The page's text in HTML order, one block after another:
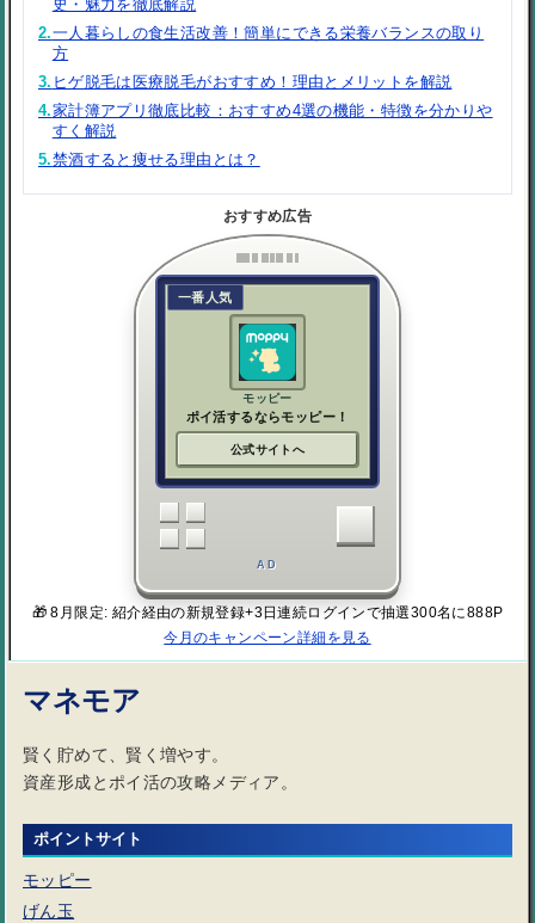
史・魅力を徹底解説
2.一人暮らしの食生活改善！簡単にできる栄養バランスの取り
方
3. ヒゲ脱毛は医療脱毛がおすすめ！理由とメリットを解説
4.家計簿アプリ徹底比較：おすすめ4選の機能・特徴を分かりや
すく解説
5.禁酒すると痩せる理由とは？
おすすめ広告
一番人気
モッピー
ポイ活するならモッピー！
公式サイトへ
AD
🎁 8月限定: 紹介経由の新規登録+3日連続ログインで抽選300名に888P
今月のキャンペーン詳細を見る
マネモア
賢く貯めて、賢く増やす。
資産形成とポイ活の攻略メディア。
ポイントサイト
モッピー
げん玉